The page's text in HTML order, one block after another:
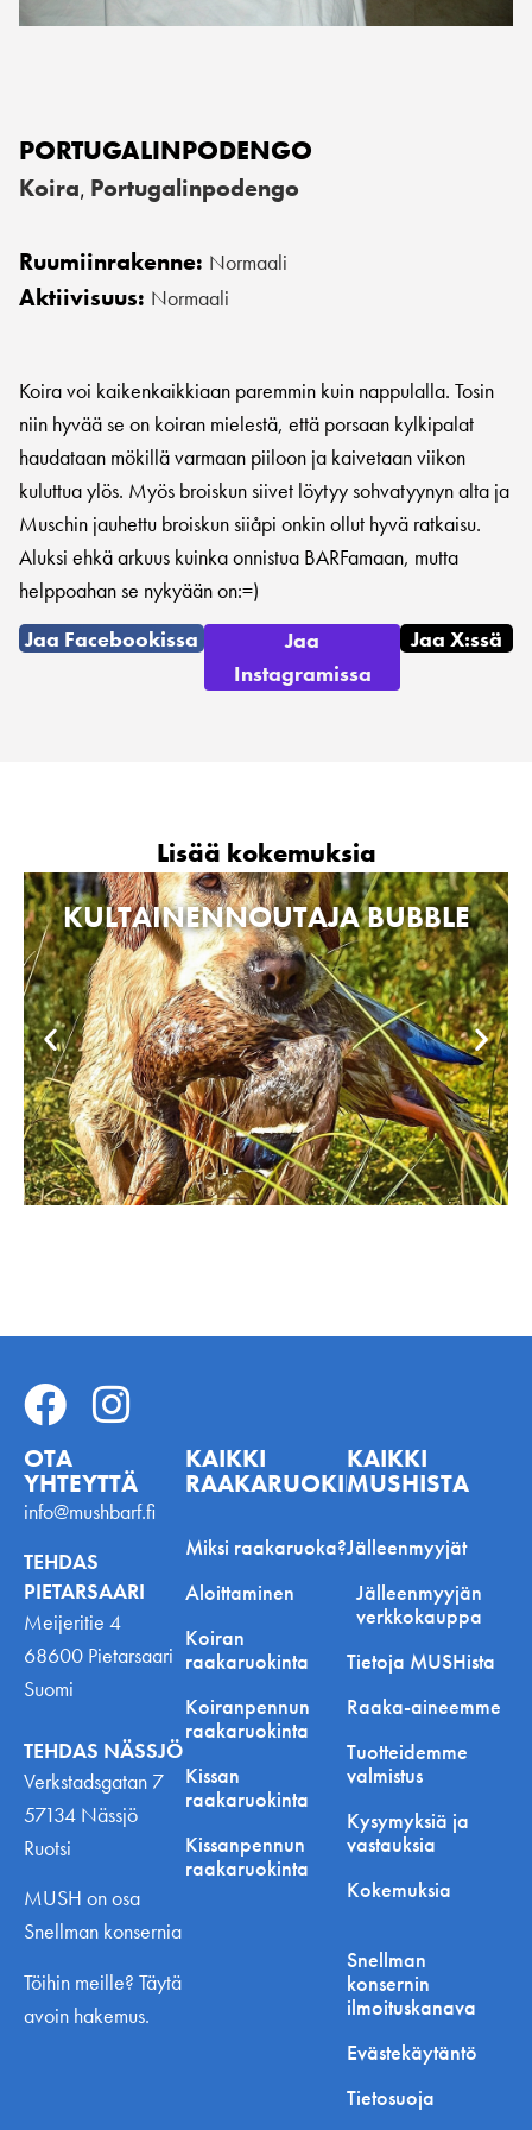
PORTUGALINPODENGO
Koira, Portugalinpodengo
Ruumiinrakenne: Normaali
Aktiivisuus: Normaali
Koira voi kaikenkaikkiaan paremmin kuin nappulalla. Tosin
niin hyvää se on koiran mielestä, että porsaan kylkipalat
haudataan mökillä varmaan piiloon ja kaivetaan viikon
kuluttua ylös. Myös broiskun siivet löytyy sohvatyynyn alta ja
Muschin jauhettu broiskun siiåpi onkin ollut hyvä ratkaisu.
Aluksi ehkä arkuus kuinka onnistua BARFamaan, mutta
helppoahan se nykyään on:=)
Jaa Facebookissa
Jaa
Instagramissa
Jaa X:ssä
Lisää kokemuksia
KULTAINENNOUTAJA BUBBLE
OTA
YHTEYTTÄ
info@mushbarf.fi
TEHDAS
PIETARSAARI
Meijeritie 4
68600 Pietarsaari
Suomi
TEHDAS NÄSSJÖ
Verkstadsgatan 7
57134 Nässjö
Ruotsi
MUSH on osa
Snellman konsernia
Töihin meille? Täytä
avoin hakemus.
KAIKKI
RAAKARUOKINNASTA
Miksi raakaruoka?
Aloittaminen
Koiran
raakaruokinta
Koiranpennun
raakaruokinta
Kissan
raakaruokinta
Kissanpennun
raakaruokinta
KAIKKI
MUSHISTA
Jälleenmyyjät
Jälleenmyyjän
verkkokauppa
Tietoja MUSHista
Raaka-aineemme
Tuotteidemme
valmistus
Kysymyksiä ja
vastauksia
Kokemuksia
Snellman
konsernin
ilmoituskanava
Evästekäytäntö
Tietosuoja